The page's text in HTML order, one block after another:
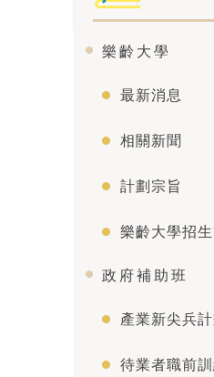
樂齡大學
最新消息
相關新聞
計劃宗旨
樂齡大學招
政府補助班
產業新尖兵
待業者職前